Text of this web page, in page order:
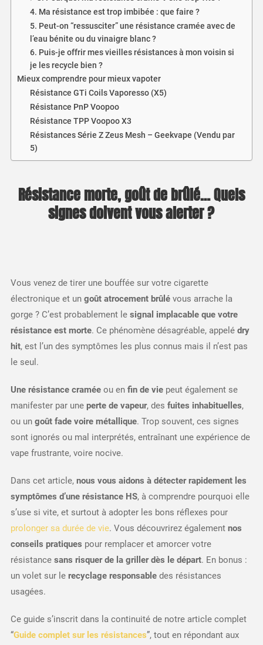
4. Ma résistance est trop imbibée : que faire ?
5. Peut-on “ressusciter” une résistance cramée avec de
l’eau bénite ou du vinaigre blanc ?
6. Puis-je offrir mes vieilles résistances à mon voisin si
je les recycle bien ?
Mieux comprendre pour mieux vapoter
Résistance GTi Coils Vaporesso (X5)
Résistance PnP Voopoo
Résistance TPP Voopoo X3
Résistances Série Z Zeus Mesh – Geekvape (Vendu par
5)
Résistance morte, goût de brûlé… Quels
signes doivent vous alerter ?
Vous venez de tirer une bouffée sur votre cigarette
électronique et un goût atrocement brûlévous arrache la
gorge ? C’est probablement le signal implacable que votre
résistance est morte. Ce phénomène désagréable, appelé dry
hit, est l’un des symptômes les plus connus mais il n’est pas
le seul.
Une résistance craméeou en fin de viepeut également se
manifester par une perte de vapeur, des fuites inhabituelles,
ou un goût fade voire métallique. Trop souvent, ces signes
sont ignorés ou mal interprétés, entraînant une expérience de
vape frustrante, voire nocive.
Dans cet article, nous vous aidons à détecter rapidement les
symptômes d’une résistance HS, à comprendre pourquoi elle
s’use si vite, et surtout à adopter les bons réflexes pour
prolonger sa durée de vie. Vous découvrirez également nos
conseils pratiques pour remplacer et amorcer votre
résistance sans risquer de la griller dès le départ. En bonus :
un volet sur le recyclage responsabledes résistances
usagées.
Ce guide s’inscrit dans la continuité de notre article complet
“Guide complet sur les résistances”, tout en répondant aux